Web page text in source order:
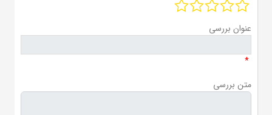
عنوان بررسی
*
متن بررسی